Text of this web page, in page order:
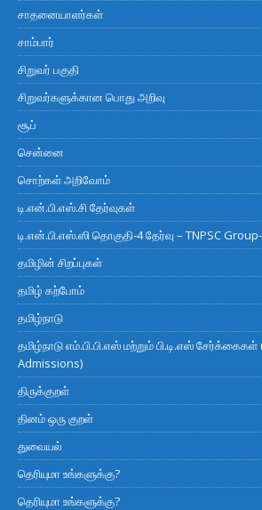
சாதனையாளர்கள்
சாம்பார்
சிறுவர் பகுதி
சிறுவர்களுக்கான பொது அறிவு
சூப்
சென்னை
சொற்கள் அறிவோம்
டி.என்.பி.எஸ்.சி தேர்வுகள்
டி.என்.பி.எஸ்.ஸி தொகுதி-4 தேர்வு – TNPSC
தமிழின் சிறப்புகள்
தமிழ் கற்போம்
தமிழ்நாடு
தமிழ்நாடு எம்.பி.பி.எஸ் மற்றும் பி.டி.எஸ் சேர்க்கைகள்
Admissions)
திருக்குறள்
தினம் ஒரு குறள்
துவையல்
தெரியுமா உங்களுக்கு?
தெரியுமா உங்களுக்கு?